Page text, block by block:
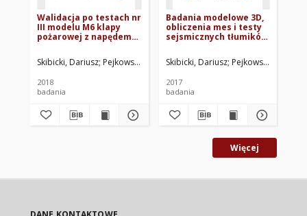
Walidacja po testach nr
III modelu M6 klapy
pożarowej z napędem
Badania uzupełniające
do umowy z zapytania
Skibicki, Dariusz Pejkowski, Łukasz
2018
badania
Badania modelowe 3D,
obliczenia mes i testy
sejsmicznych tłumików
Badania analityczne
modeli 3D – tłumika
Skibicki, Dariusz Pejkowski, Łukasz
2017
badania
Więcej